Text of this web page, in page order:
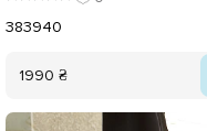
383940
1990 ₴